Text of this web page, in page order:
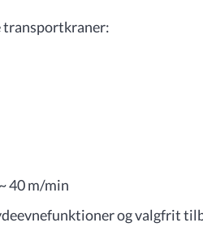
transportkraner:
40 m/min
og valgfrit